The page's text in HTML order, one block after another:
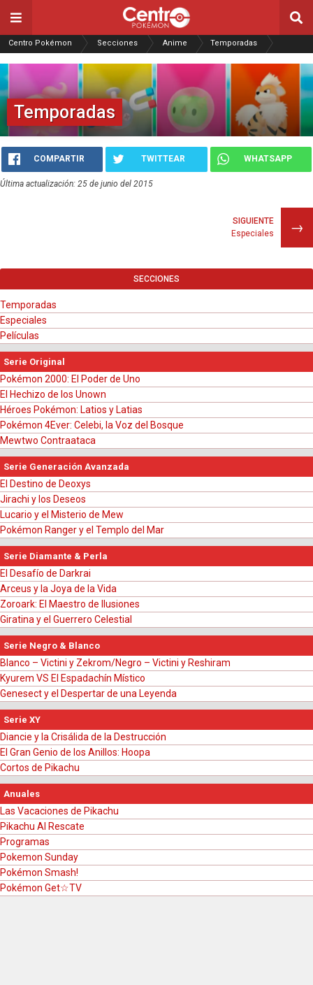
Centro Pokémon Secciones Anime Temporadas
Temporadas
COMPARTIR TWITTEAR WHATSAPP
Última actualización: 25 de junio del 2015
→
SIGUIENTE
Especiales
SECCIONES
Temporadas
Especiales
Películas
Serie Original
Pokémon 2000: El Poder de Uno
El Hechizo de los Unown
Héroes Pokémon: Latios y Latias
Pokémon 4Ever: Celebi, la Voz del Bosque
Mewtwo Contraataca
Serie Generación Avanzada
El Destino de Deoxys
Jirachi y los Deseos
Lucario y el Misterio de Mew
Pokémon Ranger y el Templo del Mar
Serie Diamante & Perla
El Desafío de Darkrai
Arceus y la Joya de la Vida
Zoroark: El Maestro de Ilusiones
Giratina y el Guerrero Celestial
Serie Negro & Blanco
Blanco – Victini y Zekrom/Negro – Victini y Reshiram
Kyurem VS El Espadachín Místico
Genesect y el Despertar de una Leyenda
Serie XY
Diancie y la Crisálida de la Destrucción
El Gran Genio de los Anillos: Hoopa
Cortos de Pikachu
Anuales
Las Vacaciones de Pikachu
Pikachu Al Rescate
Programas
Pokemon Sunday
Pokémon Smash!
Pokémon Get☆TV